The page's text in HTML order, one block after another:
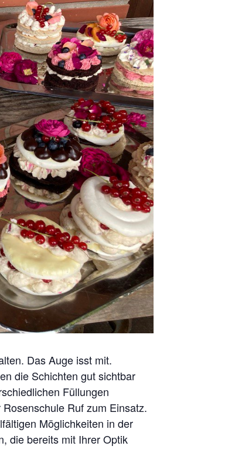
Das Auge isst mit.
die Schichten gut sichtbar
Füllungen
Ruf zum Einsatz.
Möglichkeiten in der
die bereits mit Ihrer Optik